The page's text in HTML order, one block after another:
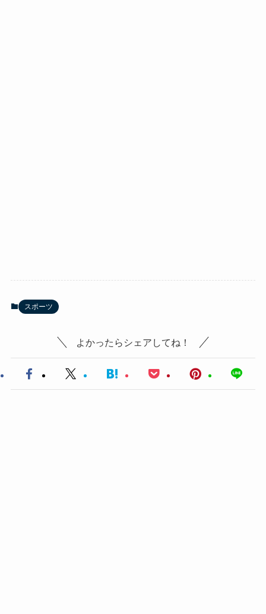
スポーツ
よかったらシェアしてね！